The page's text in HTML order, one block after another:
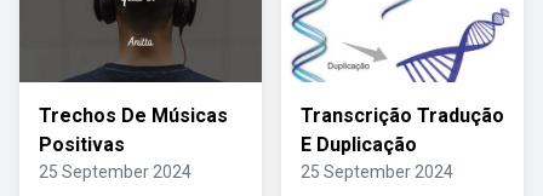
Trechos De Músicas
Positivas
25 September 2024
Transcrição Tradução
E Duplicação
25 September 2024